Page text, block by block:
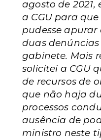
agosto de
a CGU para
pudesse
duas
gabinete. Mais
solicitei a CGU
de recursos de
que não haja
processos
ausência de
ministro neste